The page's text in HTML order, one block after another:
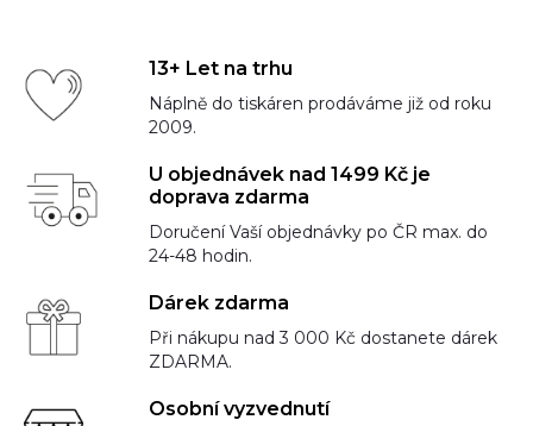
13+ Let na trhu
Náplně do tiskáren prodáváme již od roku
2009.
U objednávek nad 1499 Kč je
doprava zdarma
Doručení Vaší objednávky po ČR max. do
24-48 hodin.
Dárek zdarma
Při nákupu nad 3 000 Kč dostanete dárek
ZDARMA.
Osobní vyzvednutí